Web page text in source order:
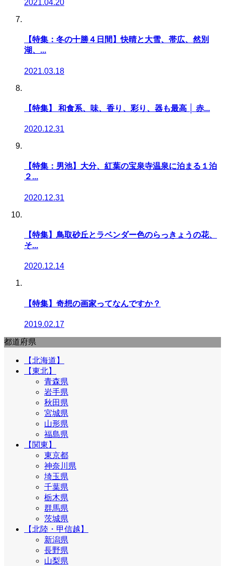
2021.04.20
【特集：冬の十勝４日間】快晴と大雪、帯広、然別
湖、...
2021.03.18
【特集】 和食系、味、香り、彩り、器も最高 │ 赤...
2020.12.31
【特集：男池】大分、紅葉の宝泉寺温泉に泊まる１泊
２...
2020.12.31
【特集】鳥取砂丘とラベンダー色のらっきょうの花、
そ...
2020.12.14
【特集】奇想の画家ってなんですか？
2019.02.17
都道府県
【北海道】
【東北】
青森県
岩手県
秋田県
宮城県
山形県
福島県
【関東】
東京都
神奈川県
埼玉県
千葉県
栃木県
群馬県
茨城県
【北陸・甲信越】
新潟県
長野県
山梨県